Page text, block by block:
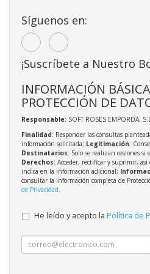
Síguenos en:
¡Suscríbete a Nuestro
INFORMACIÓN
PROTECCIÓN DE
Responsable: SOFT ROSES EMPORDA, S.L
Finalidad: Responder las consultas
información solicitada; Legitimación:
Destinatarios: Solo se realizan cesiones
Derechos: Acceder, rectificar y suprimir, así
indica en la información adicional;
consultar la información completa de
de Privacidad
He leído y acepto la Política de